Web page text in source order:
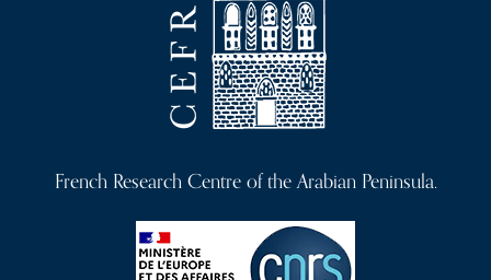
French Research Centre of the Arabian Peninsula.